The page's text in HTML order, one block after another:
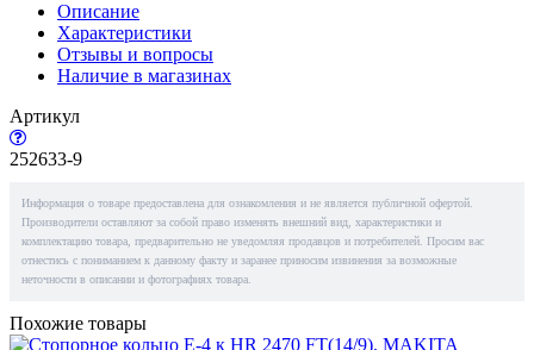
Описание
Характеристики
Отзывы и вопросы
Наличие в магазинах
Артикул
252633-9
Информация о товаре предоставлена для ознакомления и не является публичной офертой.
Производители оставляют за собой право изменять внешний вид, характеристики и
комплектацию товара, предварительно не уведомляя продавцов и потребителей. Просим вас
отнестись с пониманием к данному факту и заранее приносим извинения за возможные
неточности в описании и фотографиях товара.
Похожие товары